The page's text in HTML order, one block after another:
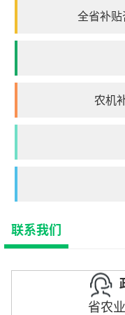
全省补
农机
联系我们
省农